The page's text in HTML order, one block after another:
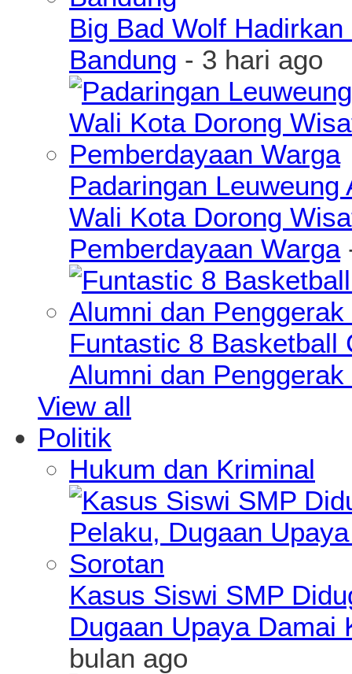
Big Bad Wolf
Bandung - 3 hari ago
Padaringan
Wali Kota Dorong
Pemberdayaan Warga
Funtastic 8 Basketball
Alumni dan
View all
Politik
Hukum dan Kriminal
Kasus Siswi SMP
Dugaan Upaya Damai
bulan ago